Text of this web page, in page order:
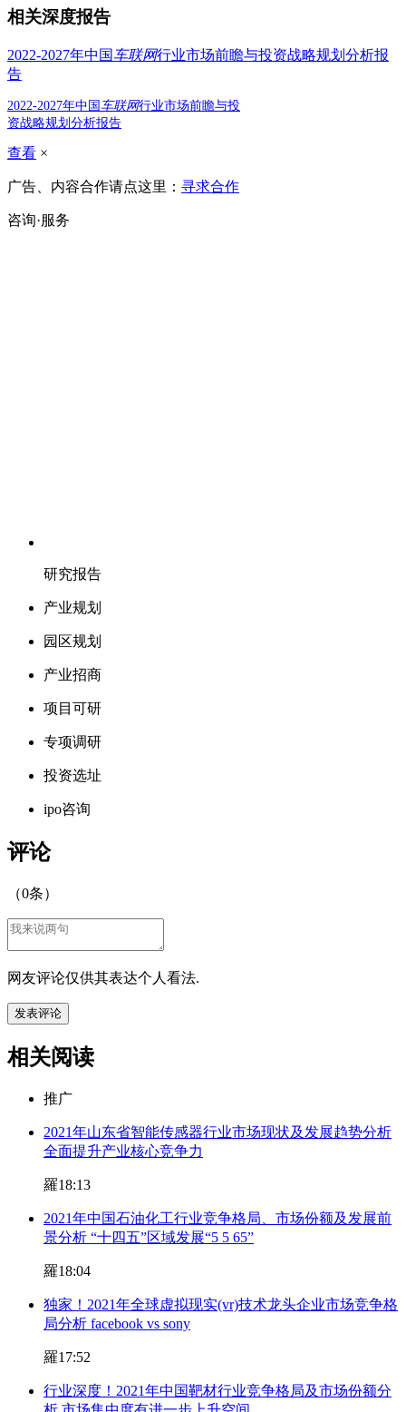
相关深度报告
2022-2027年中国车联网行业市场前瞻与投资战略规划分析报
告
2022-2027年中国 车联网行业市场前瞻与投
资战略规划分析报告
查看 ×
广告、内容合作请点这里： 寻求合作
咨询·服务
研究报告
产业规划
园区规划
产业招商
项目可研
专项调研
投资选址
ipo咨询
评论
（0条）
网友评论仅供其表达个人看法.
相关阅读
推广
2021年山东省智能传感器行业市场现状及发展趋势分析
全面提升产业核心竞争力
羅18:13
2021年中国石油化工行业竞争格局、市场份额及发展前
景分析 “十四五”区域发展“5 5 65”
羅18:04
独家！2021年全球虚拟现实(vr)技术龙头企业市场竞争格
局分析 facebook vs sony
羅17:52
行业深度！2021年中国靶材行业竞争格局及市场份额分